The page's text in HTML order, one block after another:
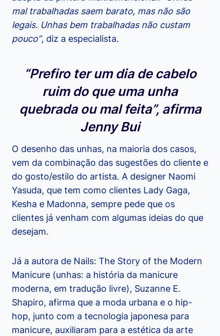
mal trabalhadas saem barato, mas não são
legais. Unhas bem trabalhadas não custam
pouco”, diz a especialista.
“Prefiro ter um dia de cabelo
ruim do que uma unha
quebrada ou mal feita”, afirma
Jenny Bui
O desenho das unhas, na maioria dos casos,
vem da combinação das sugestões do cliente e
do gosto/estilo do artista. A designer Naomi
Yasuda, que tem como clientes Lady Gaga,
Kesha e Madonna, sempre pede que os
clientes já venham com algumas ideias do que
desejam.
Já a autora de Nails: The Story of the Modern
Manicure (unhas: a história da manicure
moderna, em tradução livre), Suzanne E.
Shapiro, afirma que a moda urbana e o hip-
hop, junto com a tecnologia japonesa para
manicure, auxiliaram para a estética da arte